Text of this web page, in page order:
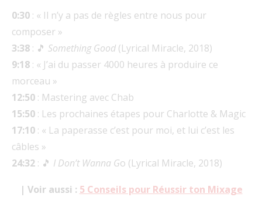
0:30 : « Il n’y a pas de règles entre nous pour
composer »
3:38 : 🎵 Something Good (Lyrical Miracle, 2018)
9:18 : « J’ai du passer 4000 heures à produire ce
morceau »
12:50 : Mastering avec Chab
15:50 : Les prochaines étapes pour Charlotte & Magic
17:10 : « La paperasse c’est pour moi, et lui c’est les
câbles »
24:32 : 🎵 I Don’t Wanna Go (Lyrical Miracle, 2018)
| Voir aussi : 5 Conseils pour Réussir ton Mixage